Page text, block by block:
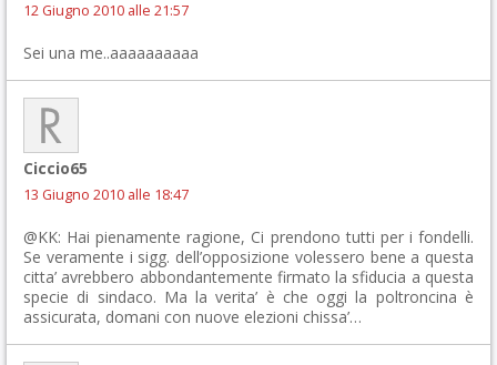
12 Giugno 2010 alle 21:57
Sei una me..aaaaaaaaaa
Ciccio65
13 Giugno 2010 alle 18:47
@KK: Hai pienamente ragione, Ci prendono tutti per i fondelli.
Se veramente i sigg. dell’opposizione volessero bene a questa
citta’ avrebbero abbondantemente firmato la sfiducia a questa
specie di sindaco. Ma la verita’ è che oggi la poltroncina è
assicurata, domani con nuove elezioni chissa’…